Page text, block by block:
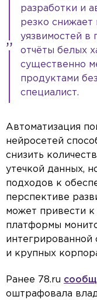
разработки и
резко снижает
уязвимостей в
отчёты белых
существенно
продуктами
специалист.
Автоматизация
нейросетей
снизить
утечкой данных,
подходов к
перспективе
может привести
платформы
интегрированной
и крупных
Ранее 78.ru
оштрафовала